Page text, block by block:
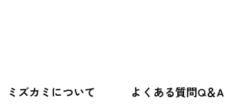
ミズカミについて よくある質問Q＆A